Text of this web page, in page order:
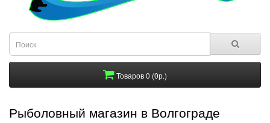
Товаров 0 (0р.)
Рыболовный магазин в Волгограде